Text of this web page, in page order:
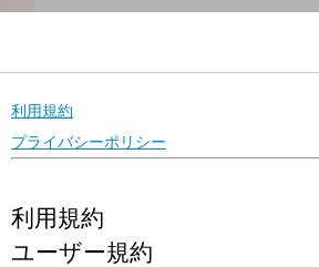
放送局
放送時間
2025年8月1日（金）08:20～08:55